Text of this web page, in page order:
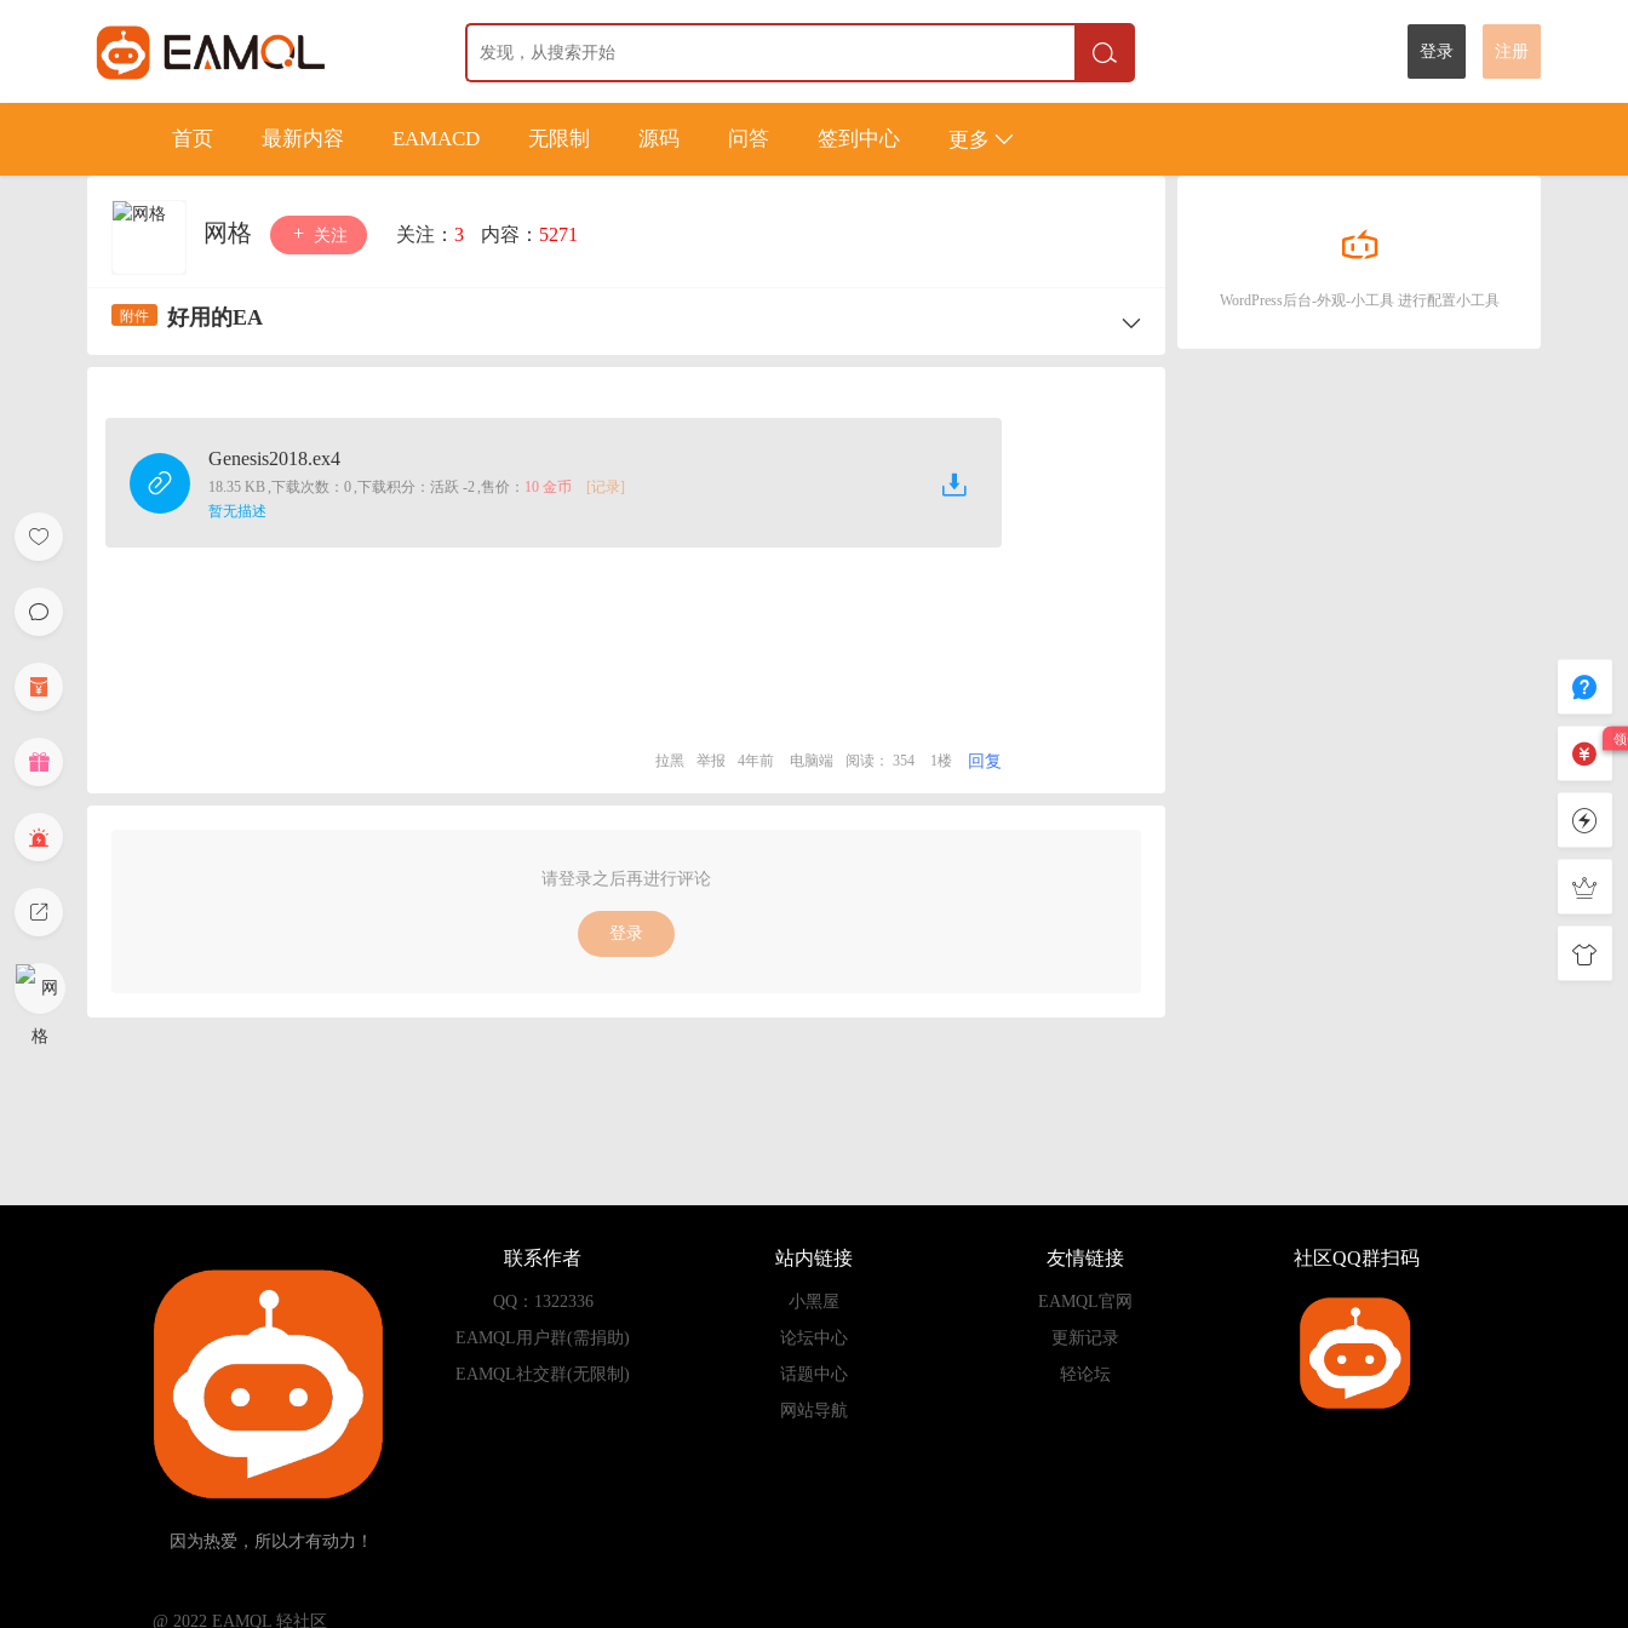
登录 注册
首页 最新内容 EAMACD 无限制 源码 问答 签到中心 更多
网格 关注 关注： 3 内容： 5271
好用的EA
Genesis2018.ex4
18.35 KB ,下载次数：0 ,下载积分：活跃 -2 ,售价： 10 金币
[记录]
暂无描述
拉黑 举报 4年前 电脑端 阅读： 354 1楼 回复
请登录之后再进行评论
登录
WordPress后台-外观-小工具 进行配置小工具
因为热爱，所以才有动力！
联系作者
QQ：1322336
EAMQL用户群(需捐助)
EAMQL社交群(无限制)
站内链接
小黑屋
论坛中心
话题中心
网站导航
友情链接
EAMQL官网
更新记录
轻论坛
社区QQ群扫码
­­­­­ @ 2022 EAMQL 轻社区